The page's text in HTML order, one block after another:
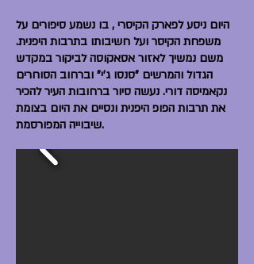
היום ניסע לפארק הקיסרי , בו נשמע סיפורים על
משפחת הקיסר ועל חשיבותו בתרבות היפנית.
משם נמשיך לאזור אסאקוסה לביקור במקדש
הגדול והמרשים "סנסו ג'י" וברחוב הסוחרים
נקאמיסה דורי. נעשה סיור ברחובות העיר להכיר
את תרבות הפופ היפנית ונסיים את היום בצומת
שיבוייה המפורסמת.